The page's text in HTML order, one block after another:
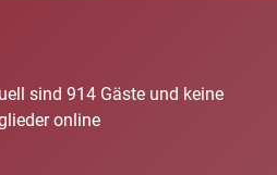
sind 914 Gäste und keine
online